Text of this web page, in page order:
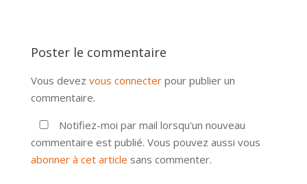
Poster le commentaire
Vous devez vous connecterpour publier un
commentaire.
Notifiez-moi par mail lorsqu'un nouveau
commentaire est publié. Vous pouvez aussi vous
abonner à cet article sans commenter.